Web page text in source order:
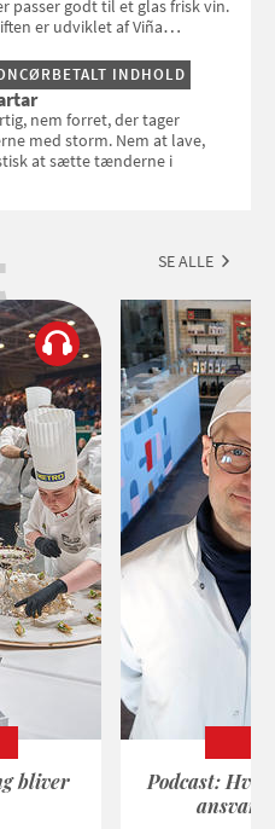
passer godt til et glas frisk vin.
er udviklet af Viña
INDHOLD
nem forret, der tager
med storm. Nem at lave,
at sætte tænderne i
SE ALLE
bliver
Podcast: